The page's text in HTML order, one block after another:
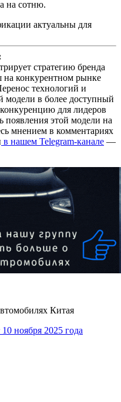
на сотню.
актуальны для
стратегию бренда
конкурентном рынке
технологий и
модели в более доступный
для лидеров
этой модели на
мнением в комментариях
в нашем Telegram-канале —
ноября 2025 года